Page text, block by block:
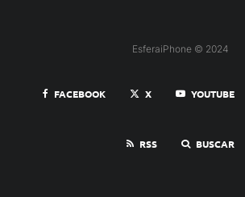
EsferaiPhone © 2024
FACEBOOK X YOUTUBE
RSS BUSCAR